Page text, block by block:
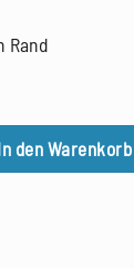
Rand
den Warenkorb